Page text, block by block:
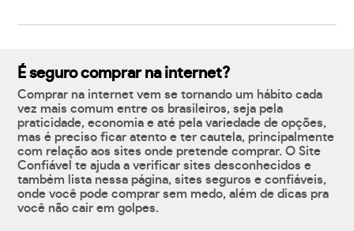
É seguro comprar na internet?
Comprar na internet vem se tornando um hábito cada
vez mais comum entre os brasileiros, seja pela
praticidade, economia e até pela variedade de opções,
mas é preciso ficar atento e ter cautela, principalmente
com relação aos sites onde pretende comprar. O Site
Confiável te ajuda a verificar sites desconhecidos e
também lista nessa página, sites seguros e confiáveis,
onde você pode comprar sem medo, além de dicas pra
você não cair em golpes.